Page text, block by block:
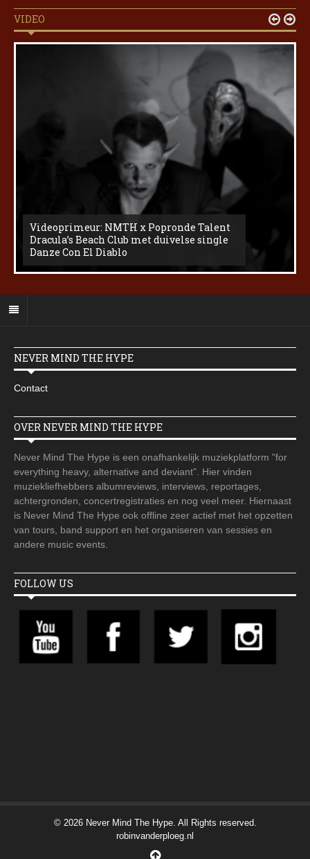
VIDEO
Videoprimeur: NMTH x Popronde Talent
Dracula’s Beach Club met duivelse single
Danze Con El Diablo
 
NEVER MIND THE HYPE
Contact
OVER NEVER MIND THE HYPE
Never Mind The Hype is een onafhankelijk muziekplatform "for
everything heavy, alternative and deviant". Hier vinden
muziekliefhebbers albumreviews, interviews, reportages,
achtergronden, concertregistraties en nog veel meer. Hiernaast
is Never Mind The Hype ook offline zeer actief met het opzetten
van tours, band support en het organiseren van sessies en
andere music events.
FOLLOW US
© 2026 Never Mind The Hype. All Rights reserved.
robinvanderploeg.nl